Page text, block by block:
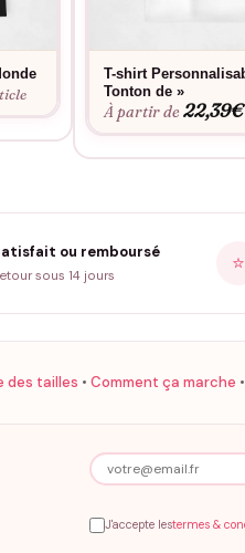
T-shirt
Tonton de »
À partir de22,39€
ou remboursé
sous 14 jours
⭐
des tailles • Comment ça marche •
J'accepte lestermes &